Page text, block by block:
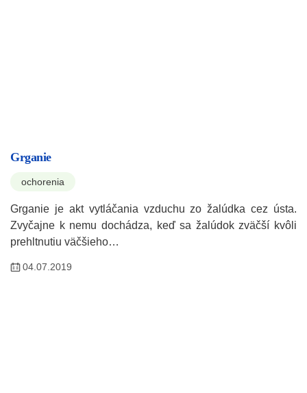
Grganie
ochorenia
Grganie je akt vytláčania vzduchu zo žalúdka cez ústa.
Zvyčajne k nemu dochádza, keď sa žalúdok zväčší kvôli
prehltnutiu väčšieho…
04.07.2019